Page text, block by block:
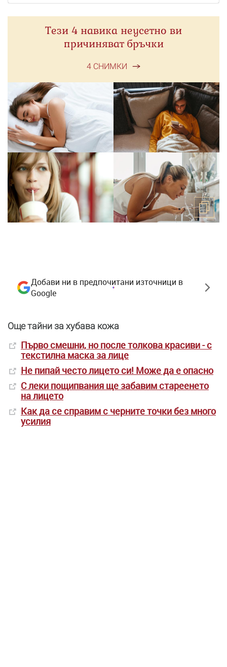
Тези 4 навика неусетно ви
причиняват бръчки
4 СНИМКИ
Добави ни в предпочитани източници в
Google
Още тайни за хубава кожа
Първо смешни, но после толкова красиви - с
текстилна маска за лице
Не пипай често лицето си! Може да е опасно
С леки пощипвания ще забавим стареенето
на лицето
Как да се справим с черните точки без много
усилия